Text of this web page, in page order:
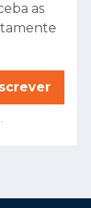
as
.